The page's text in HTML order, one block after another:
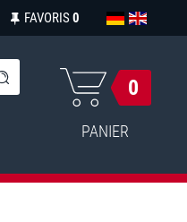
FAVORIS 0
0
PANIER